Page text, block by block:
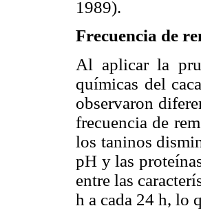
1989).
Frecuencia de
Al aplicar la
químicas del
observaron
frecuencia de
los taninos
pH y las
entre las
h a cada 24 h, lo